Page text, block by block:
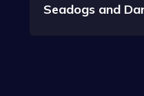
Seadogs and